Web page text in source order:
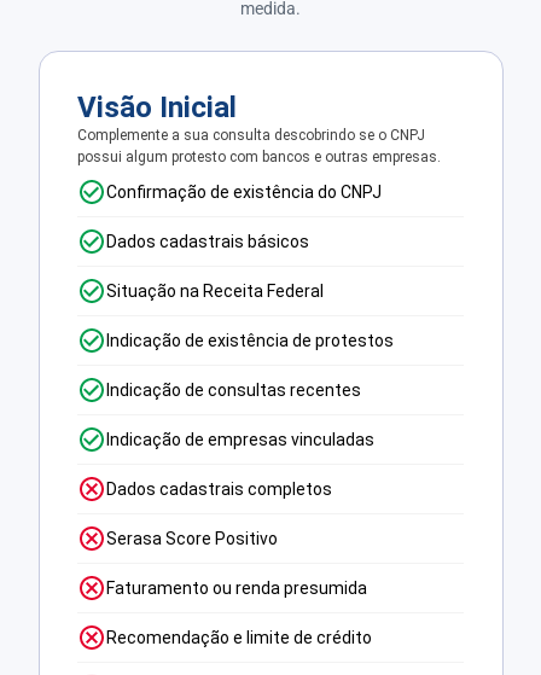
medida.
Visão Inicial
Complemente a sua consulta descobrindo se o CNPJ
possui algum protesto com bancos e outras empresas.
Confirmação de existência do CNPJ
Dados cadastrais básicos
Situação na Receita Federal
Indicação de existência de protestos
Indicação de consultas recentes
Indicação de empresas vinculadas
Dados cadastrais completos
Serasa Score Positivo
Faturamento ou renda presumida
Recomendação e limite de crédito